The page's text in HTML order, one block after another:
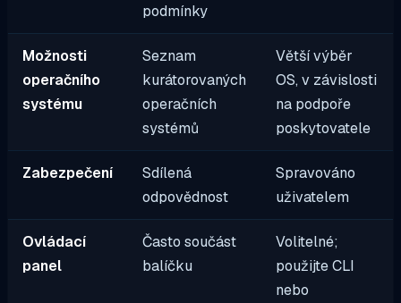
podmínky
Možnosti
operačního
systému
Seznam
kurátorovaných
operačních
systémů
Větší výběr
OS, v závislosti
na podpoře
poskytovatele
Zabezpečení
Sdílená
odpovědnost
Spravováno
uživatelem
Ovládací
panel
Často součást
balíčku
Volitelné;
použijte CLI
nebo